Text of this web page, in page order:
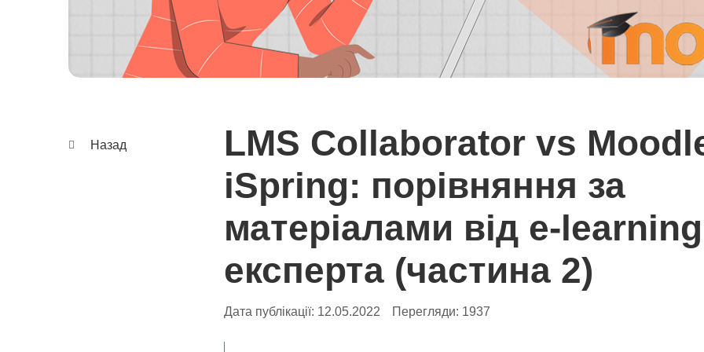
Назад
LMS Collaborator vs
iSpring: порівняння за
матеріалами від e-learning
експерта (частина 2)
Дата публікації: 12.05.2022 Перегляди: 1937